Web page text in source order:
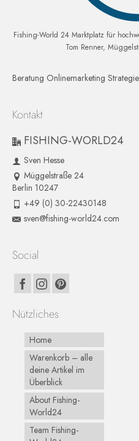
Fishing-World 24 Marktplatz für
Tom Renner,
Beratung Onlinemarketing Strategie
Kontakt
FISHING-WORLD24
Sven Hesse
Müggelstraße 24
Berlin 10247
+49 (0) 30-22430148
sven@fishing-world24.com
Social
Nützliches
Home
Warenkorb – alle
deine Artikel im
Überblick
About Fishing-
World24
Team Fishing-